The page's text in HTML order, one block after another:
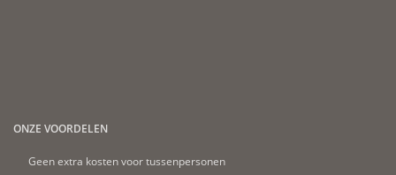
ONZE VOORDELEN
Geen extra kosten voor tussenpersonen